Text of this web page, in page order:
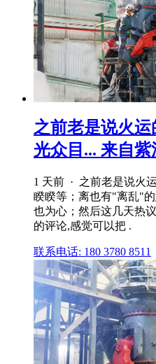
之前老是说火
光众目... 来自紫
1 天前 · 之前老是说火
睽睽等；离也有"离乱"
也为心；然后这几天热
的评论,感觉可以把 .
联系电话: 180 3780 8511